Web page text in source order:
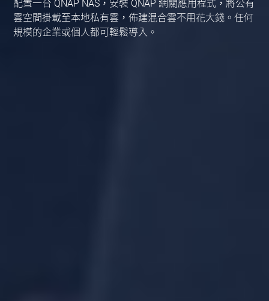
配置一台 QNAP NAS，安裝 QNAP 網關應用程式，將公有
雲空間掛載至本地私有雲，佈建混合雲不用花大錢。任何
規模的企業或個人都可輕鬆導入。